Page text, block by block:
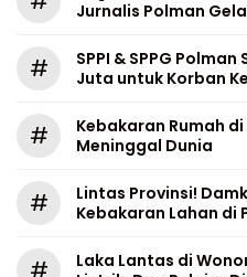
Jurnalis Polman
#
SPPI & SPPG
Juta untuk Korban
#
Kebakaran Rumah
Meninggal Dunia
#
Lintas Provinsi!
Kebakaran Lahan di
#
Laka Lantas di